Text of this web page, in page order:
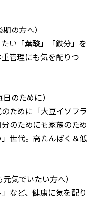
の方へ）
い「葉酸」「鉄分」を
管理にも気を配りつ
のために）
ために「大豆イソフラ
のためにも家族のため
世代。高たんぱく＆低
気でいたい方へ）
など、健康に気を配り